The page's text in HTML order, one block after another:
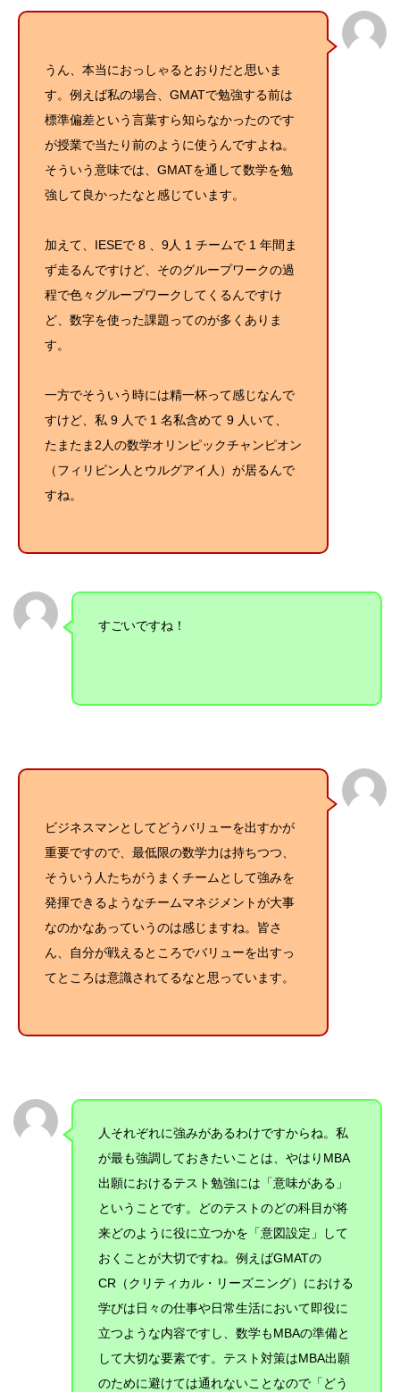
うん、本当におっしゃるとおりだと思いま
す。例えば私の場合、 GMATで勉強する前は
標準偏差という言葉すら知らなかったのです
が授業で当たり前のように使うんですよね。
そういう意味では、GMATを通して数学を勉
強して良かったなと感じています。
加えて、IESEで 8 、9人 1 チームで 1 年間ま
ず走るんですけど、そのグループワークの過
程で色々グループワークしてくるんですけ
ど、数字を使った課題ってのが多くありま
す。
一方でそういう時には精一杯って感じなんで
すけど、私 9 人で 1 名私含めて 9 人いて、
たまたま2人の数学オリンピックチャンピオン
（フィリピン人とウルグアイ人）が居るんで
すね。
すごいですね！
ビジネスマンとしてどうバリューを出すかが
重要ですので、最低限の数学力は持ちつつ、
そういう人たちがうまくチームとして強みを
発揮できるようなチームマネジメントが大事
なのかなあっていうのは感じますね。皆さ
ん、自分が戦えるところでバリューを出すっ
てところは意識されてるなと思っています。
人それぞれに強みがあるわけですからね。私
が最も強調しておきたいことは、やはりMBA
出願におけるテスト勉強には「意味がある」
ということです。どのテストのどの科目が将
来どのように役に立つかを「意図設定」して
おくことが大切ですね。例えばGMATの
CR（クリティカル・リーズニング）における
学びは日々の仕事や日常生活において即役に
立つような内容ですし、数学もMBAの準備と
して大切な要素です。テスト対策はMBA出願
のために避けては通れないことなので「どう